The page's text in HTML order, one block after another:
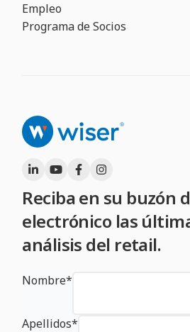
Empleo
Programa de Socios
Reciba en su buzón
electrónico las
análisis del retail.
Nombre*
Apellidos*